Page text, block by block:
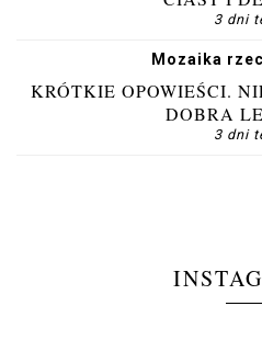
3 dni
Mozaika
KRÓTKIE OPOWIEŚCI.
DOBRA
3 dni